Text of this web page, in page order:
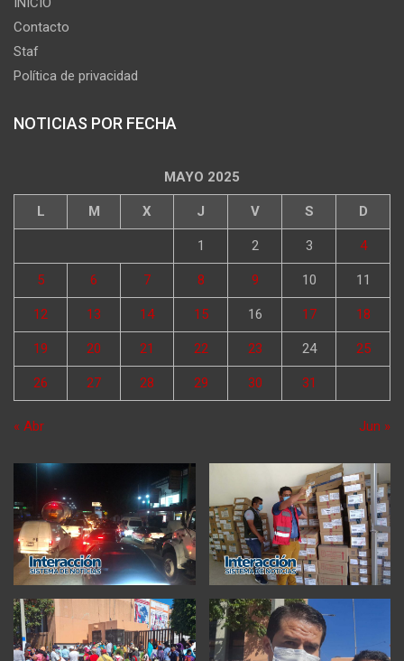
Contacto
Staf
Política de privacidad
NOTICIAS POR FECHA
MAYO 2025
L M X J V S D
1 2 3 4
5 6 7 8 9 10 11
12 13 14 15 16 17 18
19 20 21 22 23 24 25
26 27 28 29 30 31
« Abr Jun »